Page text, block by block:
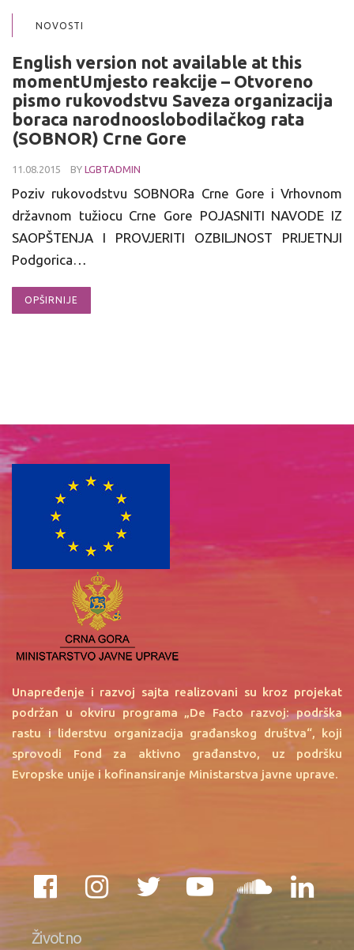
NOVOSTI
English version not available at this
momentUmjesto reakcije – Otvoreno
pismo rukovodstvu Saveza organizacija
boraca narodnooslobodilačkog rata
(SOBNOR) Crne Gore
11.08.2015 BY LGBTADMIN
Poziv rukovodstvu SOBNORa Crne Gore i Vrhovnom
državnom tužiocu Crne Gore POJASNITI NAVODE IZ
SAOPŠTENJA I PROVJERITI OZBILJNOST PRIJETNJI
Podgorica…
OPŠIRNIJE
Unapređenje i razvoj sajta realizovani su kroz projekat
podržan u okviru programa „De Facto razvoj: podrška
rastu i liderstvu organizacija građanskog društva“, koji
sprovodi Fond za aktivno građanstvo, uz podršku
Evropske unije i kofinansiranje Ministarstva javne uprave.
Životno